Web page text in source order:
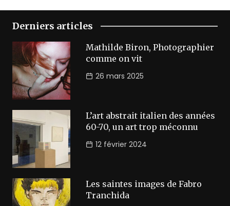
Derniers articles
Mathilde Biron, Photographier
comme on vit
26 mars 2025
L’art abstrait italien des années
60-70, un art trop méconnu
12 février 2024
Les saintes images de Fabro
Tranchida